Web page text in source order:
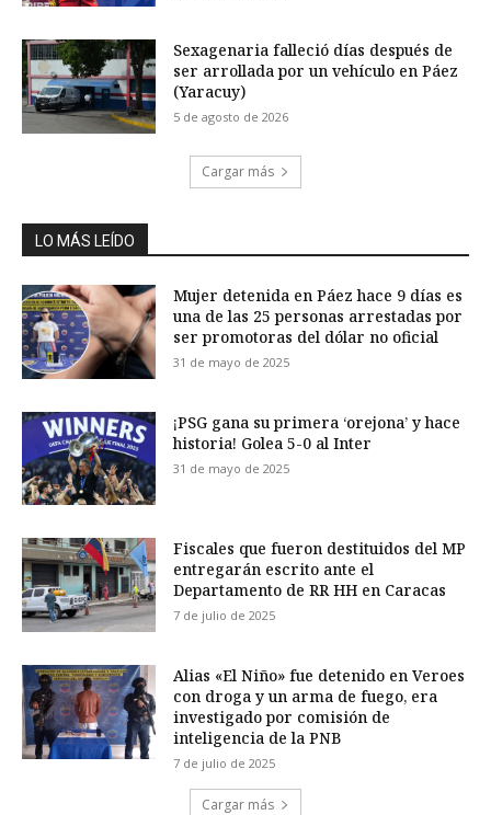
Sexagenaria falleció días después de
ser arrollada por un vehículo en Páez
(Yaracuy)
5 de agosto de 2026
Cargar más
LO MÁS LEÍDO
Mujer detenida en Páez hace 9 días es
una de las 25 personas arrestadas por
ser promotoras del dólar no oficial
31 de mayo de 2025
¡PSG gana su primera ‘orejona’ y hace
historia! Golea 5-0 al Inter
31 de mayo de 2025
Fiscales que fueron destituidos del MP
entregarán escrito ante el
Departamento de RR HH en Caracas
7 de julio de 2025
Alias «El Niño» fue detenido en Veroes
con droga y un arma de fuego, era
investigado por comisión de
inteligencia de la PNB
7 de julio de 2025
Cargar más